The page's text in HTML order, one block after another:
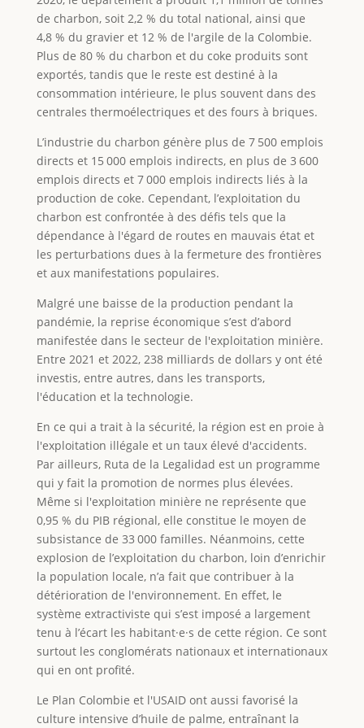
de charbon, soit 2,2 % du total national, ainsi que
4,8 % du gravier et 12 % de l'argile de la Colombie.
Plus de 80 % du charbon et du coke produits sont
exportés, tandis que le reste est destiné à la
consommation intérieure, le plus souvent dans des
centrales thermoélectriques et des fours à briques.
L’industrie du charbon génère plus de 7 500 emplois
directs et 15 000 emplois indirects, en plus de 3 600
emplois directs et 7 000 emplois indirects liés à la
production de coke. Cependant, l’exploitation du
charbon est confrontée à des défis tels que la
dépendance à l'égard de routes en mauvais état et
les perturbations dues à la fermeture des frontières
et aux manifestations populaires.
Malgré une baisse de la production pendant la
pandémie, la reprise économique s’est d’abord
manifestée dans le secteur de l'exploitation minière.
Entre 2021 et 2022, 238 milliards de dollars y ont été
investis, entre autres, dans les transports,
l'éducation et la technologie.
En ce qui a trait à la sécurité, la région est en proie à
l'exploitation illégale et un taux élevé d'accidents.
Par ailleurs, Ruta de la Legalidad est un programme
qui y fait la promotion de normes plus élevées.
Même si l'exploitation minière ne représente que
0,95 % du PIB régional, elle constitue le moyen de
subsistance de 33 000 familles. Néanmoins, cette
explosion de l’exploitation du charbon, loin d’enrichir
la population locale, n’a fait que contribuer à la
détérioration de l'environnement. En effet, le
système extractiviste qui s’est imposé a largement
tenu à l’écart les habitant·e·s de cette région. Ce sont
surtout les conglomérats nationaux et internationaux
qui en ont profité.
Le Plan Colombie et l'USAID ont aussi favorisé la
culture intensive d’huile de palme, entraînant la